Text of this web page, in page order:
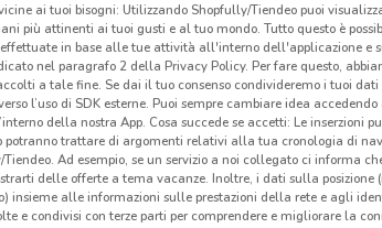
ai tuoi bisogni: Utilizzando Shopfully/Tiendeo puoi
più attinenti ai tuoi gusti e al tuo mondo. Tutto questo è
in base alle tue attività all'interno dell'applicazione e
nel paragrafo 2 della Privacy Policy. Per fare questo,
a tale fine. Se dai il tuo consenso condivideremo i tuoi dati
l’uso di SDK esterne. Puoi sempre cambiare idea accedendo
della nostra App. Cosa succede se accetti: Le inserzioni
potranno trattare di argomenti relativi alla tua cronologia di
Ad esempio, se un servizio a noi collegato ci informa
delle offerte a tema vacanze. Inoltre, i dati sulla posizione
insieme alle informazioni sulle prestazioni della rete e agli
e condivisi con terze parti per comprendere e migliorare la